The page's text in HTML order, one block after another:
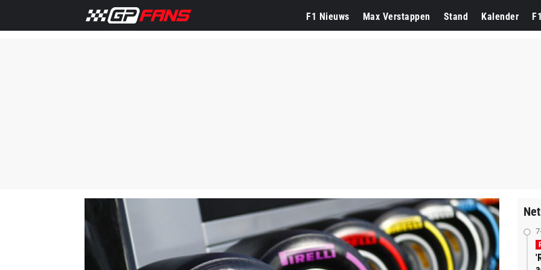
F1 Nieuws Max Verstappen Stand Kalender